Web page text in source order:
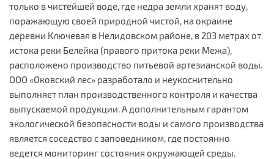
только в чистейшей воде, где недра земли хранят воду,
поражающую своей природной чистой, на окраине
деревни Ключевая в Нелидовском районе, в 203 метрах от
истока реки Белейка (правого притока реки Межа),
расположено производство питьевой артезианской воды.
ООО «Оковский лес» разработало и неукоснительно
выполняет план производственного контроля и качества
выпускаемой продукции. А дополнительным гарантом
экологической безопасности воды и самого производства
является соседство с заповедником, где постоянно
ведется мониторинг состояния окружающей среды.